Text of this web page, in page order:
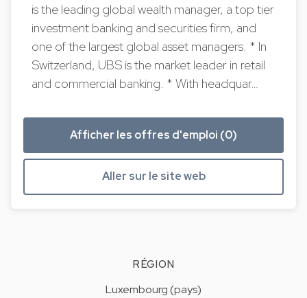
is the leading global wealth manager, a top tier
investment banking and securities firm, and
one of the largest global asset managers. * In
Switzerland, UBS is the market leader in retail
and commercial banking. * With headquar…
Afficher les offres d'emploi (0)
Aller sur le site web
RÉGION
Luxembourg (pays)